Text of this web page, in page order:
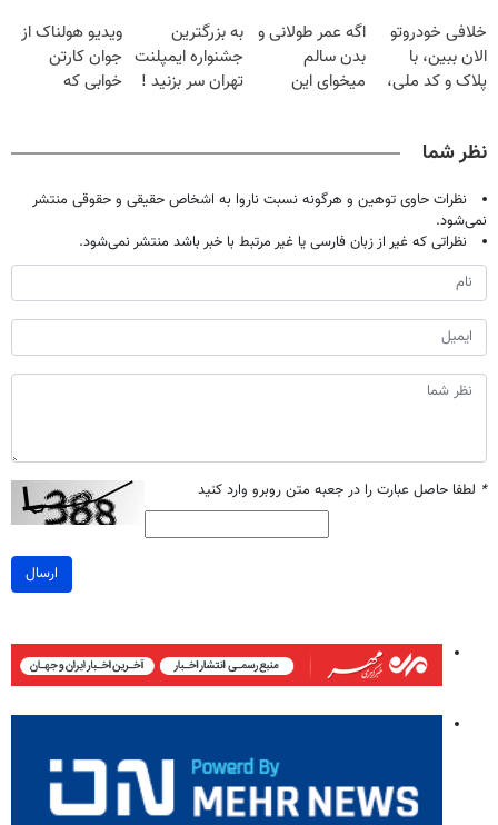
میلیون تومان!!!
خانگی
درمانش کرد؟؟؟؟
خلافی خودروتو
الان ببین، با
پلاک و کد ملی،
اگه عمر طولانی و
بدن سالم
میخوای این
به بزرگترین
جشنواره ایمپلنت
تهران سر بزنید !
ویدیو هولناک از
جوان کارتن
خوابی که
نظر شما
نظرات حاوی توهین و هرگونه نسبت ناروا به اشخاص حقیقی و حقوقی منتشر
نمی‌شود.
نظراتی که غیر از زبان فارسی یا غیر مرتبط با خبر باشد منتشر نمی‌شود.
* لطفا حاصل عبارت را در جعبه متن روبرو وارد کنید
ارسال